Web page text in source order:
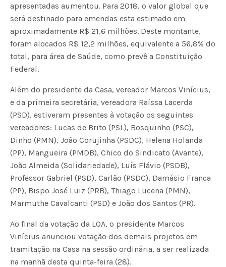
apresentadas aumentou. Para 2018, o valor global que
será destinado para emendas esta estimado em
aproximadamente R$ 21,6 milhões. Deste montante,
foram alocados R$ 12,2 milhões, equivalente a 56,8% do
total, para área de Saúde, como prevê a Constituição
Federal.
Além do presidente da Casa, vereador Marcos Vinícius,
e da primeira secretária, vereadora Raíssa Lacerda
(PSD), estiveram presentes à votação os seguintes
vereadores: Lucas de Brito (PSL), Bosquinho (PSC),
Dinho (PMN), João Corujinha (PSDC), Helena Holanda
(PP), Mangueira (PMDB), Chico do Sindicato (Avante),
João Almeida (Solidariedade), Luís Flávio (PSDB),
Professor Gabriel (PSD), Carlão (PSDC), Damásio Franca
(PP), Bispo José Luiz (PRB), Thiago Lucena (PMN),
Marmuthe Cavalcanti (PSD) e João dos Santos (PR).
Ao final da votação da LOA, o presidente Marcos
Vinícius anunciou votação dos demais projetos em
tramitação na Casa na sessão ordinária, a ser realizada
na manhã desta quinta-feira (28).